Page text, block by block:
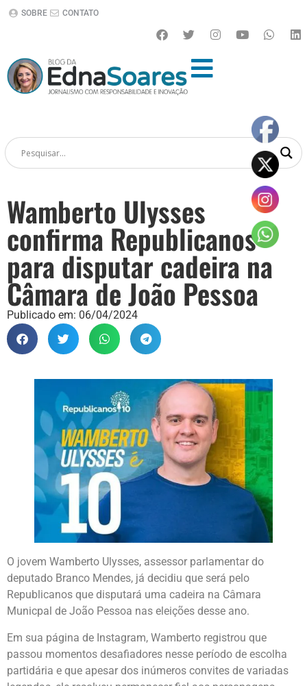
SOBRE CONTATO
Wamberto Ulysses
confirma Republicanos
para disputar cadeira na
Câmara de João Pessoa
Publicado em: 06/04/2024
O jovem Wamberto Ulysses, assessor parlamentar do
deputado Branco Mendes, já decidiu que será pelo
Republicanos que disputará uma cadeira na Câmara
Municpal de João Pessoa nas eleições desse ano.
Em sua página de Instagram, Wamberto registrou que
passou momentos desafiadores nesse período de escolha
partidária e que apesar dos inúmeros convites de variadas